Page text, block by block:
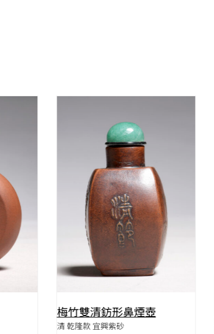
QUICK VIEW
梅竹雙清鈁形鼻煙壺
清 乾隆款 宜興紫砂